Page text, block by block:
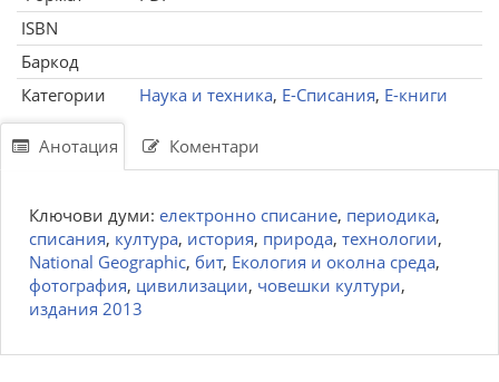
ISBN
Баркод
Категории
Наука и техника, Е-Списания, Е-книги
Анотация Коментари
Ключови думи: електронно списание, периодика,
списания, култура, история, природа, технологии,
National Geographic, бит, Екология и околна среда,
фотография, цивилизации, човешки култури,
издания 2013